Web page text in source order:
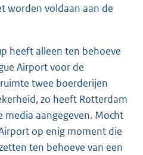
worden voldaan aan de
heeft alleen ten behoeve
Airport voor de
twee boerderijen
zo heeft Rotterdam
media aangegeven. Mocht
op enig moment die
ten behoeve van een